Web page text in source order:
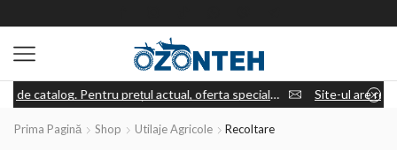
Site-ul are rol de catalog. Pentru prețul actual, oferta specială și disponibilitatea utilajului, apasă „Cere ofertă” și discută cu un consultant.
Prima Pagină Shop Utilaje Agricole Recoltare